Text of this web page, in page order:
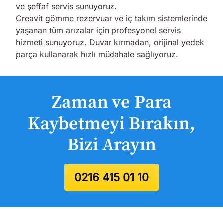
ve şeffaf servis sunuyoruz.
Creavit gömme rezervuar ve iç takım sistemlerinde
yaşanan tüm arızalar için profesyonel servis
hizmeti sunuyoruz. Duvar kırmadan, orijinal yedek
parça kullanarak hızlı müdahale sağlıyoruz.
Zaman ve Para
Kaybetmeyi Bırakın,
Bizi Arayın
0216 415 01 10